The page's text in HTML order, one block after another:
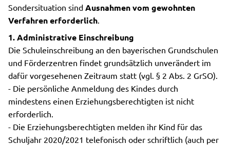
Sondersituation sind Ausnahmen vom gewohnten
Verfahren erforderlich
1. Administrative Einschreibung
Die Schuleinschreibung an den bayerischen Grundschulen
und Förderzentren findet grundsätzlich unverändert im
dafür vorgesehenen Zeitraum statt (vgl. § 2 Abs. 2 GrSO).
- Die persönliche Anmeldung des Kindes durch
mindestens einen Erziehungsberechtigten ist nicht
erforderlich.
- Die Erziehungsberechtigten melden ihr Kind für das
Schuljahr 2020/2021 telefonisch oder schriftlich (auch per